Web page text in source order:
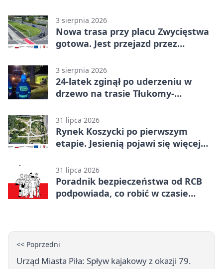
3 sierpnia 2026
Nowa trasa przy placu Zwycięstwa
gotowa. Jest przejazd przez
3 sierpnia 2026
24-latek zginął po uderzeniu w
drzewo na trasie Tłukomy-
31 lipca 2026
Rynek Koszycki po pierwszym
etapie. Jesienią pojawi się więcej
31 lipca 2026
Poradnik bezpieczeństwa od RCB
podpowiada, co robić w czasie
<< Poprzedni
Urząd Miasta Piła: Spływ kajakowy z okazji 79.